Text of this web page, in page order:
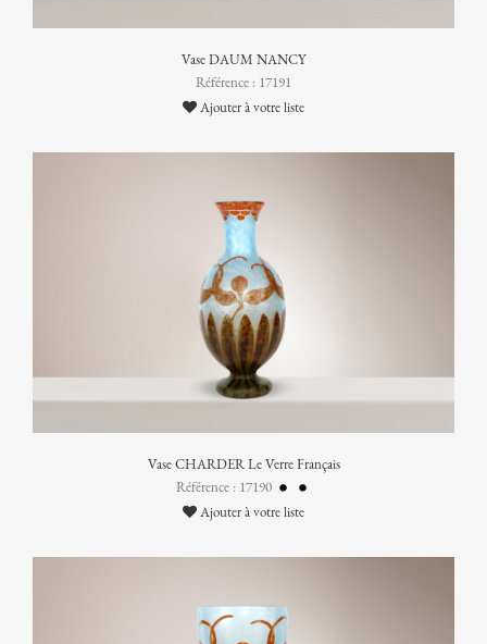
Vase DAUM NANCY
Référence : 17191
Ajouter à votre liste
Vase CHARDER Le Verre Français
Référence : 17190
Ajouter à votre liste